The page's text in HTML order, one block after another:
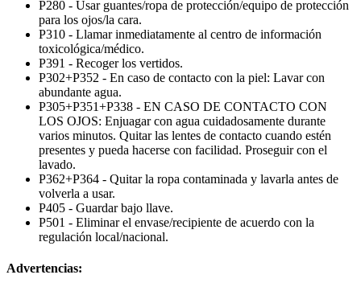
P280 - Usar guantes/ropa de protección/equipo de protección
para los ojos/la cara.
P310 - Llamar inmediatamente al centro de información
toxicológica/médico.
P391 - Recoger los vertidos.
P302+P352 - En caso de contacto con la piel: Lavar con
abundante agua.
P305+P351+P338 - EN CASO DE CONTACTO CON
LOS OJOS: Enjuagar con agua cuidadosamente durante
varios minutos. Quitar las lentes de contacto cuando estén
presentes y pueda hacerse con facilidad. Proseguir con el
lavado.
P362+P364 - Quitar la ropa contaminada y lavarla antes de
volverla a usar.
P405 - Guardar bajo llave.
P501 - Eliminar el envase/recipiente de acuerdo con la
regulación local/nacional.
Advertencias: